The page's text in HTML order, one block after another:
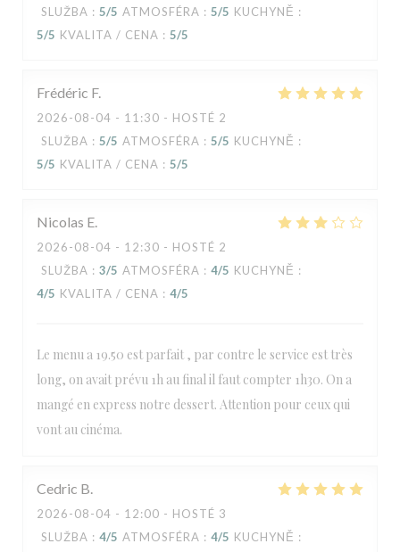
SLUŽBA : 5/5 ATMOSFÉRA : 5/5 KUCHYNĚ :
5/5 KVALITA / CENA : 5/5
Frédéric F
2026-08-04 - 11:30 - HOSTÉ 2
SLUŽBA : 5/5 ATMOSFÉRA : 5/5 KUCHYNĚ :
5/5 KVALITA / CENA : 5/5
Nicolas E
2026-08-04 - 12:30 - HOSTÉ 2
SLUŽBA : 3/5 ATMOSFÉRA : 4/5 KUCHYNĚ :
4/5 KVALITA / CENA : 4/5
Le menu a 19.50 est parfait , par contre le service est très
long, on avait prévu 1h au final il faut compter 1h30. On a
mangé en express notre dessert. Attention pour ceux qui
vont au cinéma.
Cedric B
2026-08-04 - 12:00 - HOSTÉ 3
SLUŽBA : 4/5 ATMOSFÉRA : 4/5 KUCHYNĚ :